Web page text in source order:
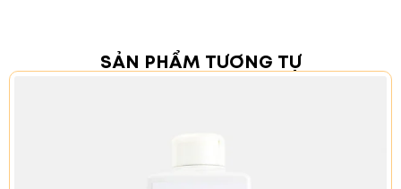
SẢN PHẨM TƯƠNG TỰ